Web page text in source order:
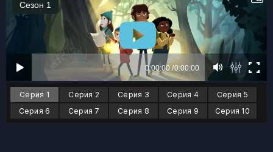
Серия 1 Серия 2 Серия 3 Серия 4
Серия 5
Серия 6
Серия 7 Серия 8 Серия 9 Серия 10